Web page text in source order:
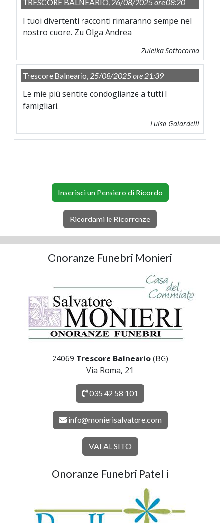
TRESCORE BALNEARIO, 26/08/2025 ore 08:20
I tuoi divertenti racconti rimaranno sempe nel
nostro cuore. Zu Olga Andrea
Zuleika Sottocorna
Trescore Balneario, 25/08/2025 ore 21:39
Le mie più sentite condoglianze a tutti I
famigliari.
Luisa Gaiardelli
Inserisci un Pensiero di Ricordo
Ricordami le Ricorrenze
Onoranze Funebri Monieri
24069 Trescore Balneario(BG)
Via Roma, 21
035 42 58 101
info@monierisalvatore.com
VAI AL SITO
Onoranze Funebri Patelli